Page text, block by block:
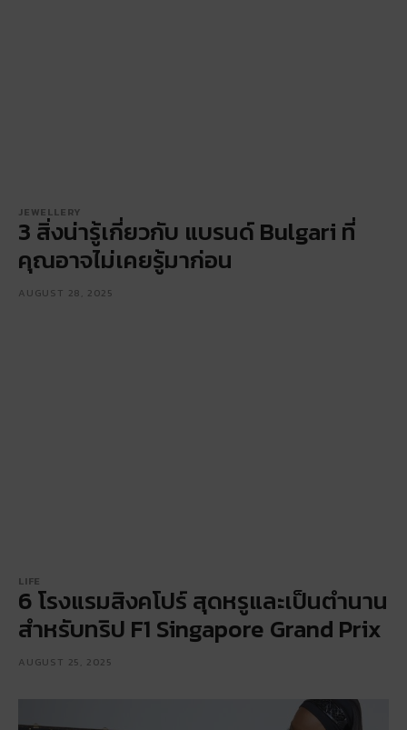
JEWELLERY
3 สิ่งน่ารู้เกี่ยวกับ แบรนด์ Bulgari ที่
คุณอาจไม่เคยรู้มาก่อน
AUGUST 28, 2025
LIFE
6 โรงแรมสิงคโปร์ สุดหรูและเป็นตำนาน
สำหรับทริป F1 Singapore Grand Prix
AUGUST 25, 2025